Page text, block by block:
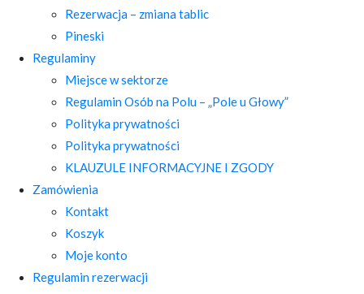
Rezerwacja – zmiana tablic
Pineski
Regulaminy
Miejsce w sektorze
Regulamin Osób na Polu – „Pole u Głowy”
Polityka prywatności
Polityka prywatności
KLAUZULE INFORMACYJNE I ZGODY
Zamówienia
Kontakt
Koszyk
Moje konto
Regulamin rezerwacji